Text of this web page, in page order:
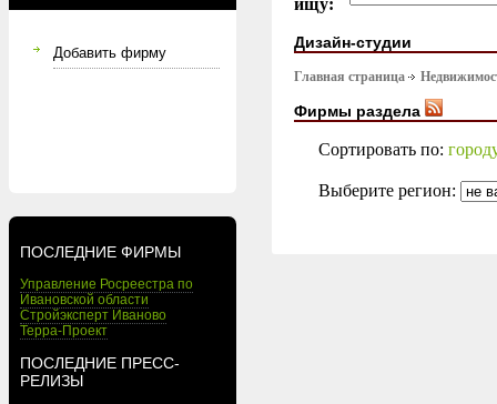
Добавить фирму
ПОСЛЕДНИЕ ФИРМЫ
Управление Росреестра по
Ивановской области
Стройэксперт Иваново
Терра-Проект
ПОСЛЕДНИЕ ПРЕСС-
РЕЛИЗЫ
ищу:
Дизайн-студии
Главная страница
Фирмы раздела
Сортировать по:
Выберите регион: